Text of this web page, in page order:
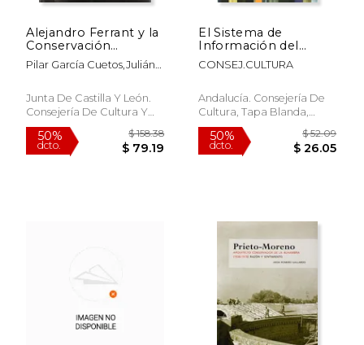
$ 74.30
$ 37.15
Alejandro Ferrant y la
Conservación
Monumental en
España (1929-1939)
Pilar García Cuetos,Julián
Junta De Castilla Y León.
Consejería De Cultura Y
Turismo, Tapa Dura, Nuevo
El Sistema de
Información del
Patrimonio Histórico
de Andalucía (SIPHA)
CONSEJ.CULTURA
Andalucía. Consejería De
Cultura, Tapa Blanda,
Nuevo